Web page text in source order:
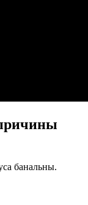
банальны.